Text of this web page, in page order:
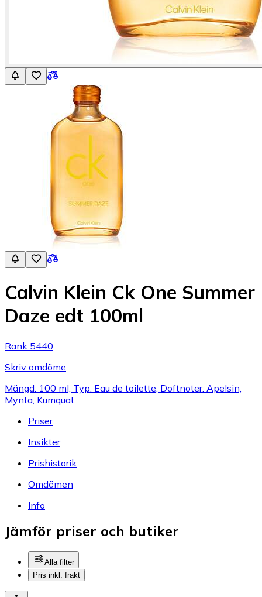
Calvin Klein Ck One Summer
Daze edt 100ml
Rank 5440
Skriv omdöme
Mängd: 100 ml, Typ: Eau de toilette, Doftnoter: Apelsin,
Mynta, Kumquat
Priser
Insikter
Prishistorik
Omdömen
Info
Jämför priser och butiker
Alla filter
Pris inkl. frakt